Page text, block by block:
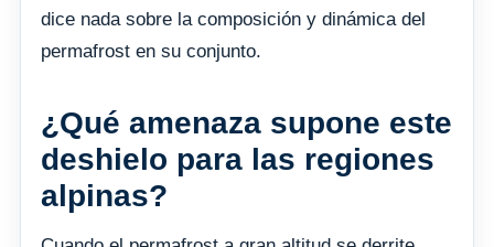
dice nada sobre la composición y dinámica del
permafrost en su conjunto.
¿Qué amenaza supone este
deshielo para las regiones
alpinas?